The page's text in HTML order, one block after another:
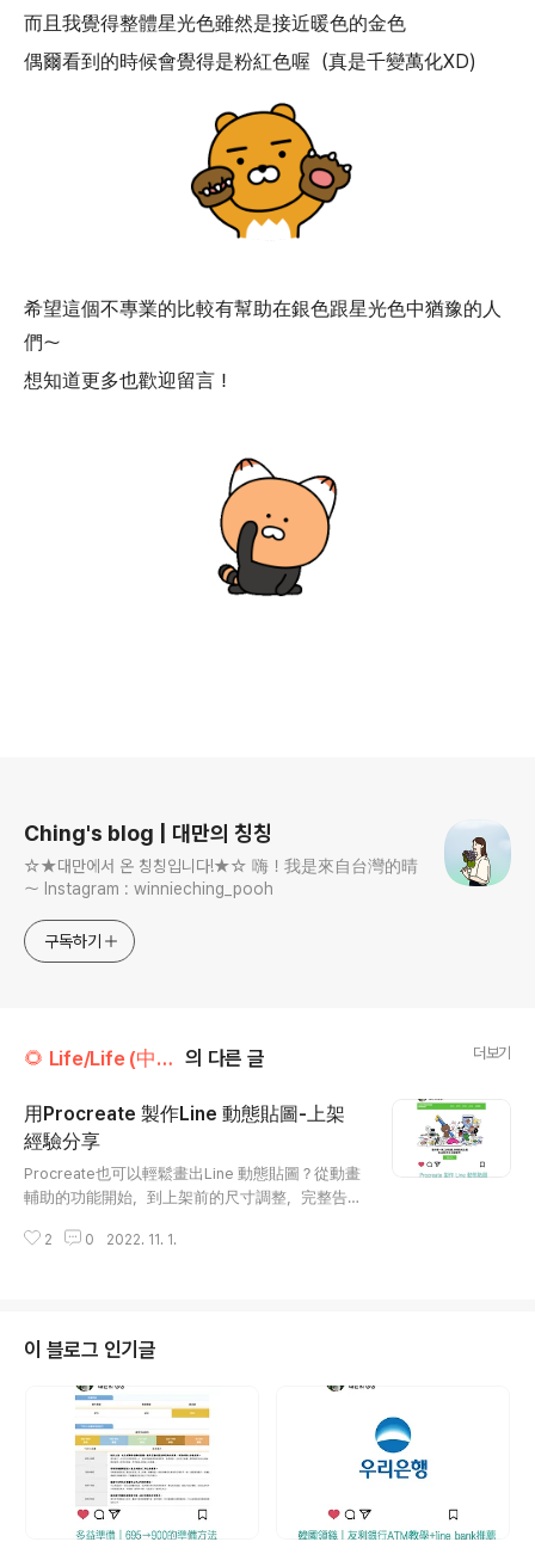
而且我覺得整體星光色雖然是接近暖色的金色
偶爾看到的時候會覺得是粉紅色喔（真是千變萬化XD)
希望這個不專業的比較有幫助在銀色跟星光色中猶豫的人
們～
想知道更多也歡迎留言！
Ching's blog | 대만의 칭칭
☆★대만에서 온 칭칭입니다!★☆ 嗨！我是來自台灣的晴
～ Instagram : winnieching_pooh
구독하기
🌻 Life/Life (中文) 🇹🇼 의 다른 글 더보기
用Procreate 製作Line 動態貼圖-上架
經驗分享
Procreate也可以輕鬆畫出Line 動態貼圖？從動畫
輔助的功能開始，到上架前的尺寸調整，完整告訴
圖上架步驟）之前因為買了Ipad之後，也順勢一起
都找不到… 後來才發現兩隻手指頭的神奇用法）
於是在網路上找了一堆入門教學影片才終於大致
知道該怎麼用procreate畫畫 話題有點扯遠了XDD
總之就是因為開始畫畫，並且接觸到原來procrea
te可以簡單製作動畫才開啟我製作一些小字卡的
素材～結果因為一起推坑我妹之後，我們決定來畫
個Line的動動貼圖就這麼一時興起的決定，我們開
啟了製作Line貼圖之路😎 今天主要會介紹上架的
整個過程，以及我們遇到的一些小困難procreate
2 0 2022. 11. 1.
이 블로그 인기글